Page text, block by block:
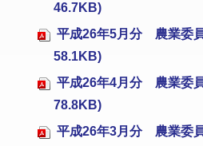
46.7KB)
平成26年5月分 農業委
58.1KB)
平成26年4月分 農業委
78.8KB)
平成26年3月分 農業委